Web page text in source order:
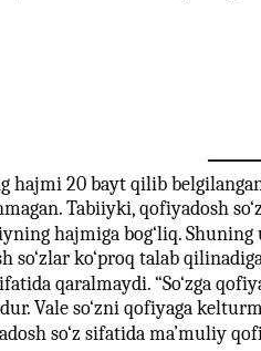
hajmi 20 bayt qilib
Tabiiyki, qofiyadosh
hajmiga bog‘liq.
so‘zlar ko‘proq talab
qaralmaydi. “So‘zga
Vale so‘zni qofiyaga
so‘z sifatida ma’muliy